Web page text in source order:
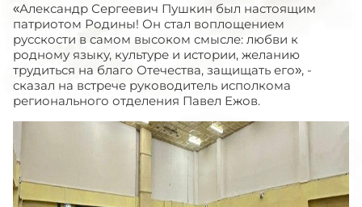
«Александр Сергеевич Пушкин был настоящим
патриотом Родины! Он стал воплощением
русскости в самом высоком смысле: любви к
родному языку, культуре и истории, желанию
трудиться на благо Отечества, защищать его», -
сказал на встрече руководитель исполкома
регионального отделения Павел Ежов.